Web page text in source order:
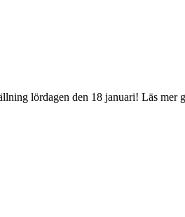
lördagen den 18 januari! Läs mer